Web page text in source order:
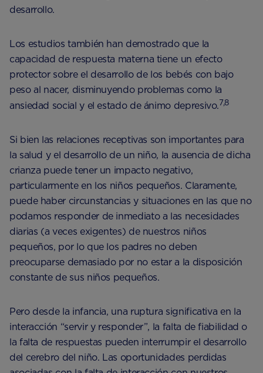
desarrollo.
Los estudios también han demostrado que la
capacidad de respuesta materna tiene un efecto
protector sobre el desarrollo de los bebés con bajo
peso al nacer, disminuyendo problemas como la
ansiedad social y el estado de ánimo depresivo.7,8
Si bien las relaciones receptivas son importantes para
la salud y el desarrollo de un niño, la ausencia de dicha
crianza puede tener un impacto negativo,
particularmente en los niños pequeños. Claramente,
puede haber circunstancias y situaciones en las que no
podamos responder de inmediato a las necesidades
diarias (a veces exigentes) de nuestros niños
pequeños, por lo que los padres no deben
preocuparse demasiado por no estar a la disposición
constante de sus niños pequeños.
Pero desde la infancia, una ruptura significativa en la
interacción “servir y responder”, la falta de fiabilidad o
la falta de respuestas pueden interrumpir el desarrollo
del cerebro del niño. Las oportunidades perdidas